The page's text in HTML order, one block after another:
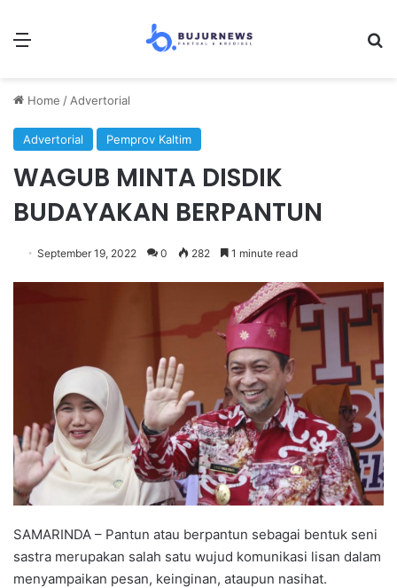
Home / Advertorial
Advertorial Pemprov Kaltim
WAGUB MINTA DISDIK
BUDAYAKAN BERPANTUN
September 19, 2022 0 282 1 minute read
SAMARINDA – Pantun atau berpantun sebagai bentuk seni
sastra merupakan salah satu wujud komunikasi lisan dalam
menyampaikan pesan, keinginan, ataupun nasihat.